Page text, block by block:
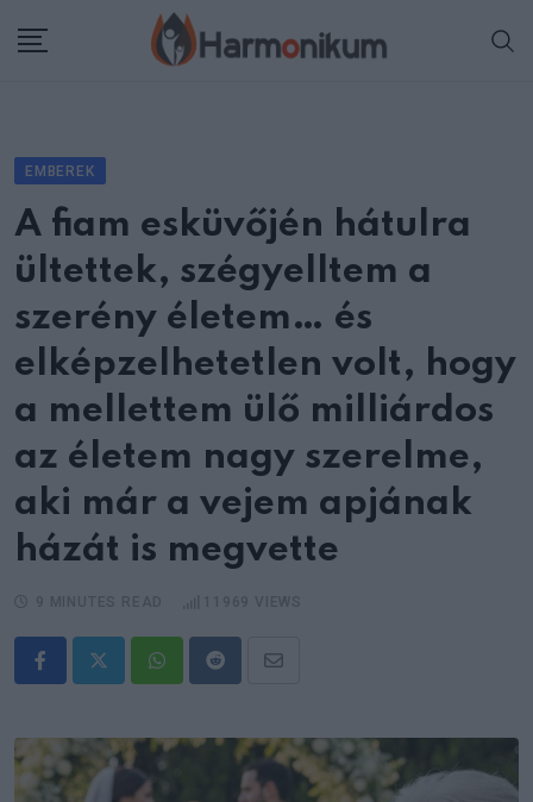
EMBEREK
A fiam esküvőjén hátulra
ültettek, szégyelltem a
szerény életem… és
elképzelhetetlen volt, hogy
a mellettem ülő milliárdos
az életem nagy szerelme,
aki már a vejem apjának
házát is megvette
WhatsappRedditShare
Email